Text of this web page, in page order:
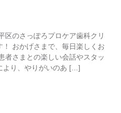
区のさっぽろプロケア歯科クリ
！ おかげさまで、毎日楽しくお
者さまとの楽しい会話やスタッ
より、やりがいのあ […]